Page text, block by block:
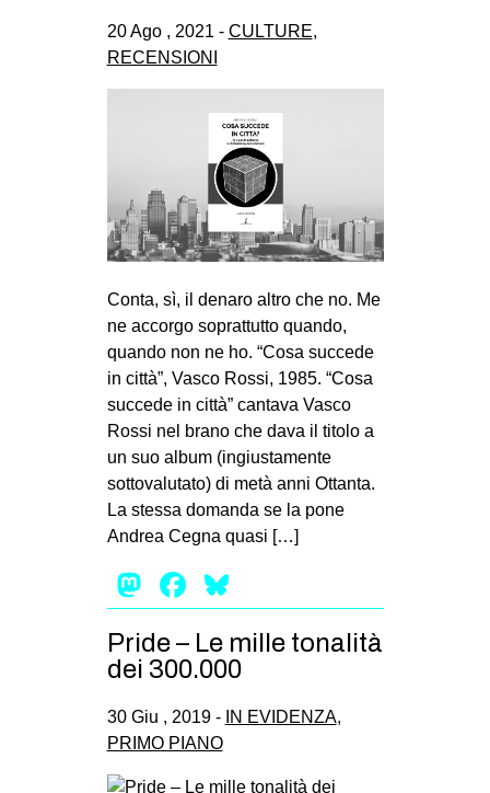
bsky
ms
SEARCH
20 Ago , 2021 - CULTURE,
RECENSIONI
Conta, sì, il denaro altro che no. Me
ne accorgo soprattutto quando,
quando non ne ho. “Cosa succede
in città”, Vasco Rossi, 1985. “Cosa
succede in città” cantava Vasco
Rossi nel brano che dava il titolo a
un suo album (ingiustamente
sottovalutato) di metà anni Ottanta.
La stessa domanda se la pone
Andrea Cegna quasi […]
Mastodon
Facebook
Pride – Le mille tonalità
dei 300.000
30 Giu , 2019 - IN EVIDENZA,
PRIMO PIANO